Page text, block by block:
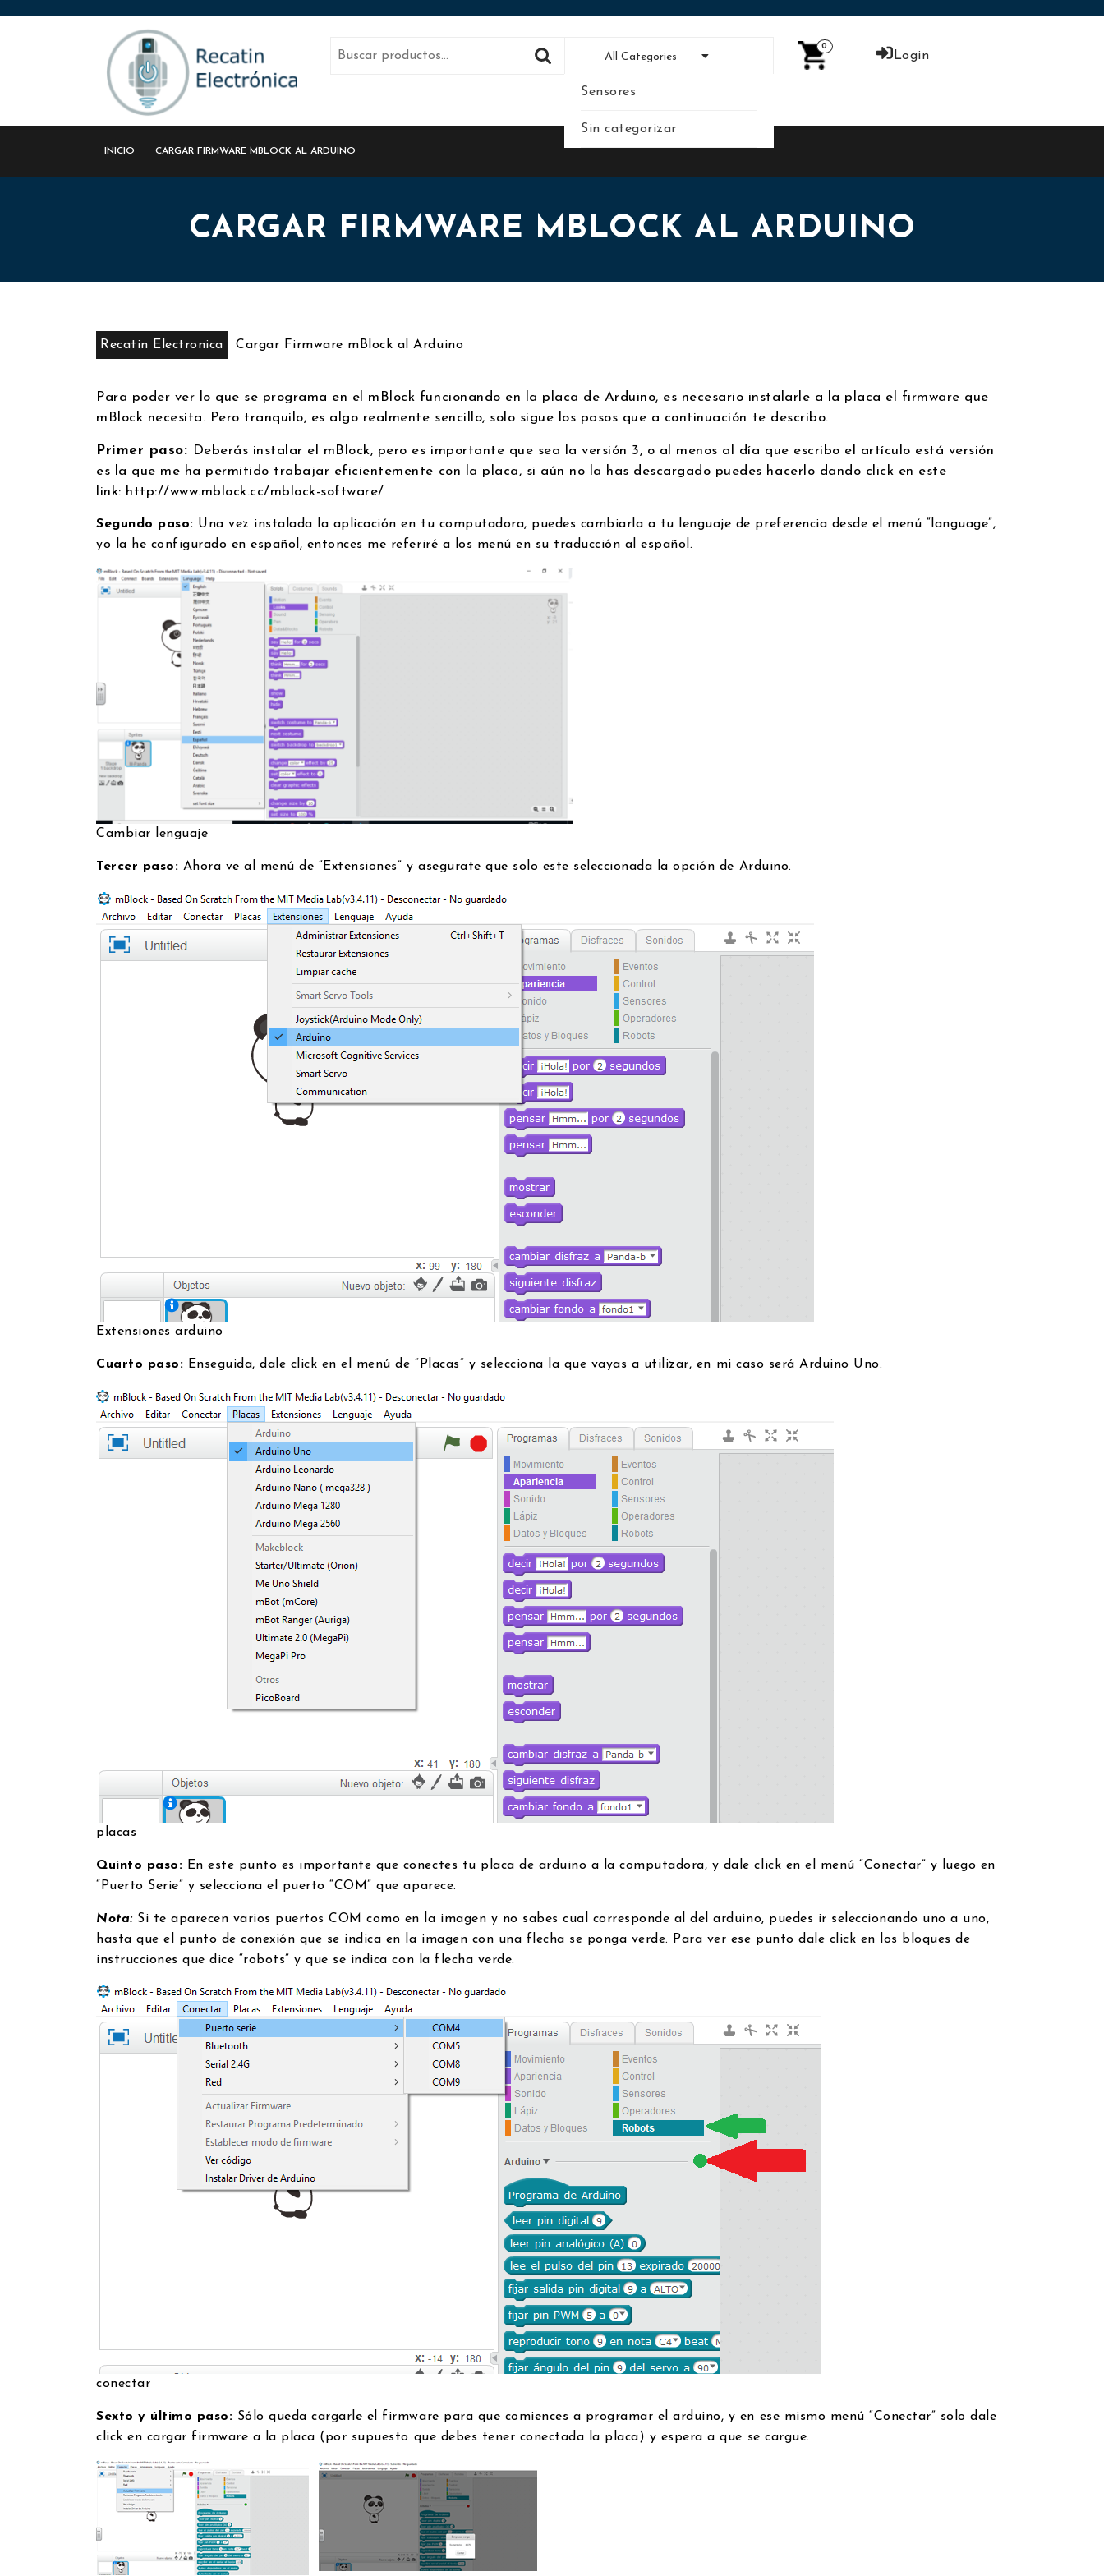
All Categories
Sensores
Sin categorizar
0
Login
INICIO CARGAR FIRMWARE MBLOCK AL ARDUINO
CARGAR FIRMWARE MBLOCK AL ARDUINO
Recatin Electronica Cargar Firmware mBlock al Arduino
Para poder ver lo que se programa en el mBlock funcionando en la placa de Arduino, es necesario instalarle a la placa el firmware que
mBlock necesita. Pero tranquilo, es algo realmente sencillo, solo sigue los pasos que a continuación te describo.
Primer paso: Deberás instalar el mBlock, pero es importante que sea la versión 3, o al menos al día que escribo el artículo está versión
es la que me ha permitido trabajar eficientemente con la placa, si aún no la has descargado puedes hacerlo dando click en este
link: http://www.mblock.cc/mblock-software/
Segundo paso: Una vez instalada la aplicación en tu computadora, puedes cambiarla a tu lenguaje de preferencia desde el menú “language”,
yo la he configurado en español, entonces me referiré a los menú en su traducción al español.
Cambiar lenguaje
Tercer paso: Ahora ve al menú de “Extensiones” y asegurate que solo este seleccionada la opción de Arduino.
Extensiones arduino
Cuarto paso: Enseguida, dale click en el menú de “Placas” y selecciona la que vayas a utilizar, en mi caso será Arduino Uno.
placas
Quinto paso: En este punto es importante que conectes tu placa de arduino a la computadora, y dale click en el menú “Conectar” y luego en
“Puerto Serie” y selecciona el puerto “COM” que aparece.
Nota:Si te aparecen varios puertos COM como en la imagen y no sabes cual corresponde al del arduino, puedes ir seleccionando uno a uno,
hasta que el punto de conexión que se indica en la imagen con una flecha se ponga verde. Para ver ese punto dale click en los bloques de
instrucciones que dice “robots” y que se indica con la flecha verde.
conectar
Sexto y último paso: Sólo queda cargarle el firmware para que comiences a programar el arduino, y en ese mismo menú “Conectar” solo dale
click en cargar firmware a la placa (por supuesto que debes tener conectada la placa) y espera a que se cargue.